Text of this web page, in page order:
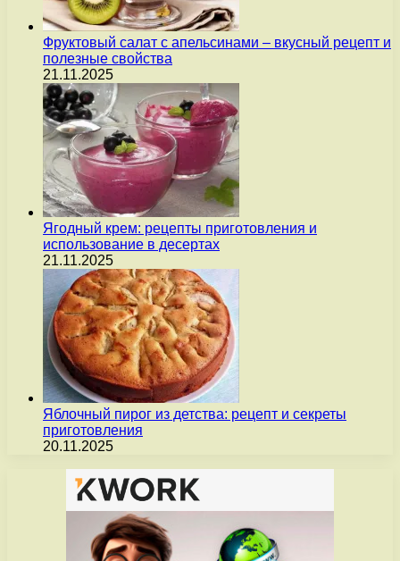
Фруктовый салат с апельсинами – вкусный рецепт и
полезные свойства
21.11.2025
Ягодный крем: рецепты приготовления и
использование в десертах
21.11.2025
Яблочный пирог из детства: рецепт и секреты
приготовления
20.11.2025